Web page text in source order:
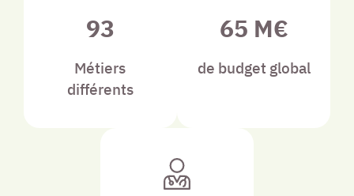
93
Métiers
différents
65 M€
de budget global